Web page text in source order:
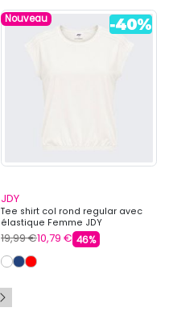
Nouveau
JDY
Tee shirt col rond regular avec
élastique Femme JDY
19,99 €10,79 € 46%